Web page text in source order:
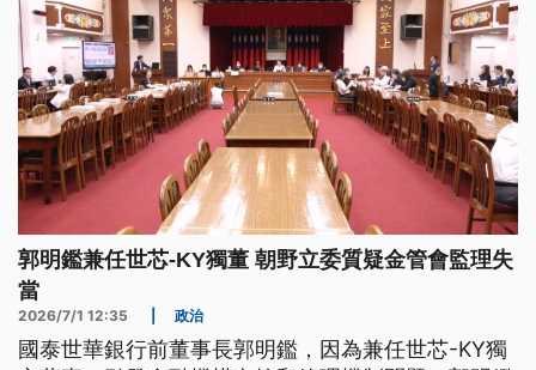
郭明鑑兼任世芯-KY獨董 朝野立委質疑金管會監理失
當
2026/7/1 12:35 政治
國泰世華銀行前董事長郭明鑑，因為兼任世芯-KY獨